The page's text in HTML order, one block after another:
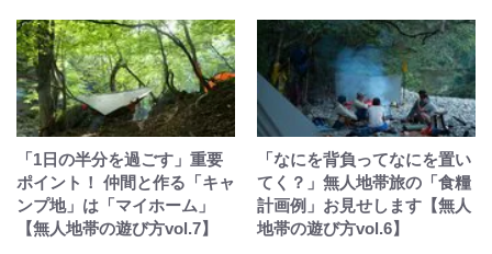
「1日の半分を過ごす」重要
ポイント！ 仲間と作る「キャ
ンプ地」は「マイホーム」
【無人地帯の遊び方vol.7】
「なにを背負ってなにを置い
てく？」無人地帯旅の「食糧
計画例」お見せします【無人
地帯の遊び方vol.6】